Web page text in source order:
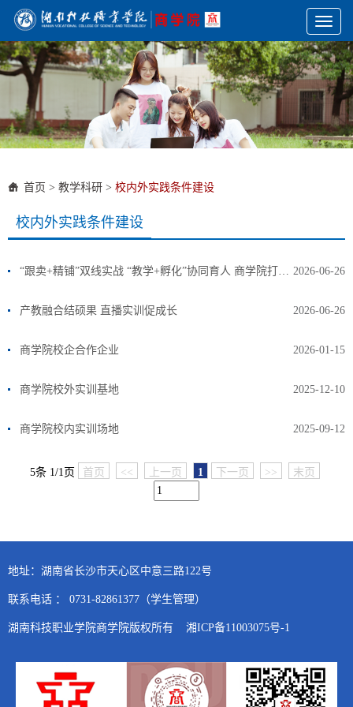
Toggle
首页 > 教学科研 > 校内外实践条件建设
校内外实践条件建设
2026-06-26
“跟卖+精铺”双线实战 “教学+孵化”协同育人 商学院打造产教融合育人新范式
2026-06-26
产教融合结硕果 直播实训促成长
2026-01-15
商学院校企合作企业
2025-12-10
商学院校外实训基地
2025-09-12
商学院校内实训场地
5条 1/1页 首页 << 上一页 1 下一页 >> 末页
地址：湖南省长沙市天心区中意三路122号
联系电话 ： 0731-82861377（学生管理）
湖南科技职业学院商学院版权所有 湘ICP备11003075号-1